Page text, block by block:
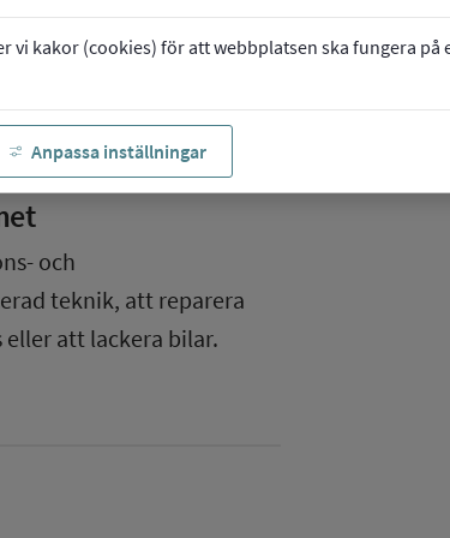
vi kakor (cookies) för att webbplatsen ska fungera på
Anpassa inställningar
och
teknik, att reparera
att lackera bilar.